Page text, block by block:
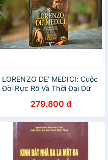
LORENZO DE’ MEDICI: Cuộc
Đời Rực Rỡ Và Thời Đại Dữ
279.800 đ